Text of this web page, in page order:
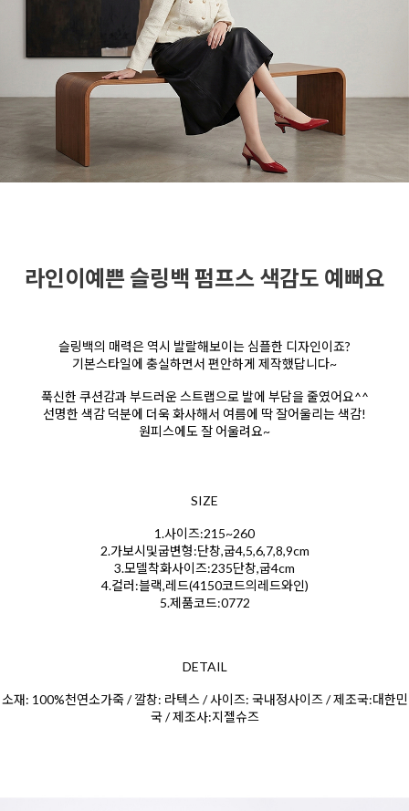
라인이예쁜 슬링백 펌프스 색감도 예뻐요
슬링백의 매력은 역시 발랄해보이는 심플한 디자인이죠?
기본스타일에 충실하면서 편안하게 제작했답니다~
푹신한 쿠션감과 부드러운 스트랩으로 발에 부담을 줄였어요^^
선명한 색감 덕분에 더욱 화사해서 여름에 딱 잘어울리는 색감!
원피스에도 잘 어울려요~
SIZE
1.사이즈:215~260
2.가보시및굽변형:단창,굽4,5,6,7,8,9cm
3.모델착화사이즈:235단창,굽4cm
4.컬러:블랙,레드(4150코드의레드와인)
5.제품코드:0772
DETAIL
소재: 100%천연소가죽 / 깔창: 라텍스 / 사이즈: 국내정사이즈 / 제조국:대한민
국 / 제조사:지젤슈즈